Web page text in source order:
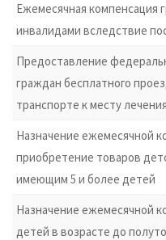
Ежемесячная компенсация
инвалидами вследствие
Предоставление
граждан бесплатного
транспорте к месту
Назначение ежемесячной
приобретение товаров
имеющим 5 и более детей
Назначение ежемесячной
детей в возрасте до